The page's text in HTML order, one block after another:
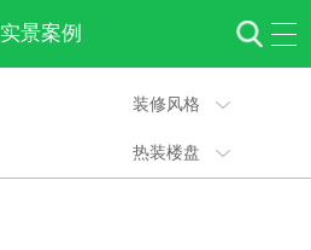
实景案例
装修风格
热装楼盘